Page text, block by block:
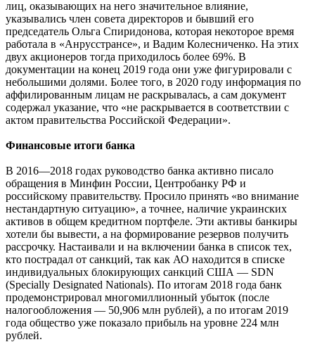
лиц, оказывающих на него значительное влияние,
указывались член совета директоров и бывший его
председатель Ольга Спиридонова, которая некоторое время
работала в «Анрусстрансе», и Вадим Колесниченко. На этих
двух акционеров тогда приходилось более 69%. В
документации на конец 2019 года они уже фигурировали с
небольшими долями. Более того, в 2020 году информация по
аффилированным лицам не раскрывалась, а сам документ
содержал указание, что «не раскрывается в соответствии с
актом правительства Российской Федерации».
Финансовые итоги банка
В 2016—2018 годах руководство банка активно писало
обращения в Минфин России, Центробанку РФ и
российскому правительству. Просило принять «во внимание
нестандартную ситуацию», а точнее, наличие украинских
активов в общем кредитном портфеле. Эти активы банкиры
хотели бы вывести, а на формирование резервов получить
рассрочку. Настаивали и на включении банка в список тех,
кто пострадал от санкций, так как АО находится в списке
индивидуальных блокирующих санкций США — SDN
(Specially Designated Nationals). По итогам 2018 года банк
продемонстрировал многомиллионный убыток (после
налогообложения — 50,906 млн рублей), а по итогам 2019
года общество уже показало прибыль на уровне 224 млн
рублей.